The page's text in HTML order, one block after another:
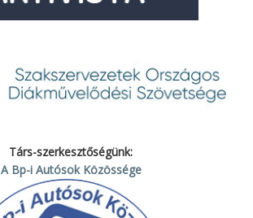
Társ-szerkesztőségünk:
A Bp-i Autósok Közössége